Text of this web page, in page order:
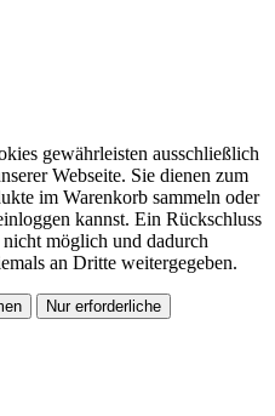
gewährleisten ausschließlich
Webseite. Sie dienen zum
im Warenkorb sammeln oder
kannst. Ein Rückschluss
möglich und dadurch
an Dritte weitergegeben.
Nur erforderliche